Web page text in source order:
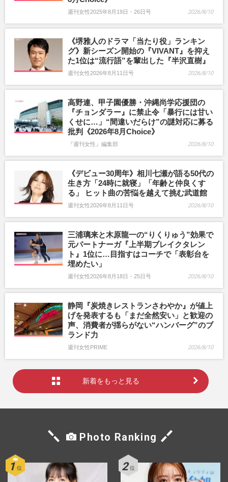
週刊女性2025年8月19日・26日号 2026/8/10
《堺雅人のドラマ「当たり役」ランキン
グ》新シーズン開始の『VIVANT』を抑え
た1位は“流行語”を輩出した『半沢直樹』
週刊女性2026年8月11日号 2026/8/10
高野連、甲子園優勝・沖縄尚学応援団の
『チョンダラー』に禁止令「暴行には甘い
くせに…」“間違いだらけ”の謎対応に募る
批判《2026年8月Choice》
『週刊女性』編集部 2026/8/10
《デビュー30周年》相川七瀬が語る50代の
生き方「24時に就寝」「年齢と仲良くす
る」 ヒット曲の苦悩を越えて挑む武道館
週刊女性2026年8月11日号 2026/8/10
三浦璃来と木原龍一の“りくりゅう”効果で
元パートナーガ『上半期ブレイクタレン
ト』1位に…目指すはコーチで「表彰台を
埋めたい」
週刊女性2026年8月18日・25日号 2026/8/10
静岡『炭焼きレストランさわやか』が値上
げを発表するも「まだ全然安い」と歓迎の
声、消費者が揺らがない“ハンバーグ”のブ
ランド力
週刊女性PRIME 2026/8/10
新着をもっと見る
Photo Ranking